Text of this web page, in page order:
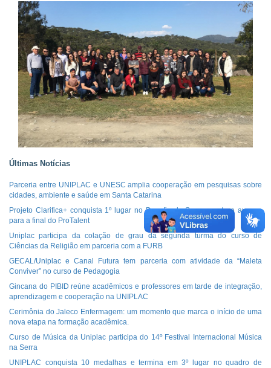
Últimas Notícias
Parceria entre UNIPLAC e UNESC amplia cooperação em pesquisas sobre
cidades, ambiente e saúde em Santa Catarina
Projeto Clarifica+ conquista 1º lugar no Desafio do Saneamento e avança
para a final do ProTalent
Uniplac participa da colação de grau da segunda turma do curso de
Ciências da Religião em parceria com a FURB
GECAL/Uniplac e Canal Futura tem parceria com atividade da “Maleta
Conviver” no curso de Pedagogia
Gincana do PIBID reúne acadêmicos e professores em tarde de integração,
aprendizagem e cooperação na UNIPLAC
Cerimônia do Jaleco Enfermagem: um momento que marca o início de uma
nova etapa na formação acadêmica.
Curso de Música da Uniplac participa do 14º Festival Internacional Música
na Serra
UNIPLAC conquista 10 medalhas e termina em 3º lugar no quadro de